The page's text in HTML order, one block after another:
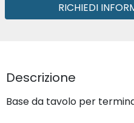
RICHIEDI
Descrizione
Base da tavolo per